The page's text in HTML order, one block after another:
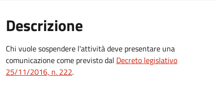
Descrizione
Chi vuole sospendere l'attività deve presentare una
comunicazione come previsto dal Decreto legislativo
25/11/2016, n. 222.